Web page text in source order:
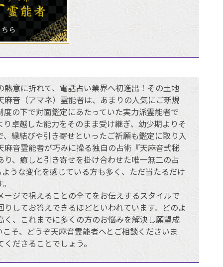
意に折れて、電話占い業界へ初進出！その土地
音（アマネ）霊能者は、あまりの人気にご新規
の下で対面鑑定にあたっていた実力派霊能者で
卓越した能力をそのまま受け継ぎ、幼少期よりそ
縁結びや引き寄せといったご祈願も鑑定に取り入
音霊能者が巧みに操る独自の占術『天麻音式秘
、癒しと引き寄せを掛け合わせた唯一無二の占
うな変化を感じている方も多く、ただ当たるだけ
ジで視えることの全てをお伝えするスタイルで
してお答えできるほどといわれています。どのよ
、これまでに多くの方のお悩みを解決し願望成
そ、どうぞ天麻音霊能者へとご相談くださいま
ださることでしょう。